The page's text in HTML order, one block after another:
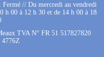
Fermé // Du mercredi au vendredi
h 00 à 12 h 30 et de 14 h 00 à 18
TVA N° FR 51 517827820
4776Z